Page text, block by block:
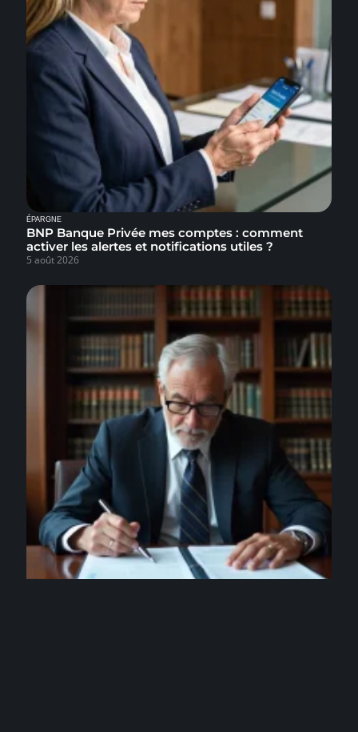
ÉPARGNE
BNP Banque Privée mes comptes : comment
activer les alertes et notifications utiles ?
5 août 2026